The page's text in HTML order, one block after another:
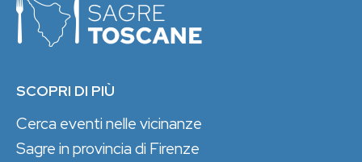
SCOPRI DI PIÙ
Cerca eventi nelle vicinanze
Sagre in provincia di Firenze